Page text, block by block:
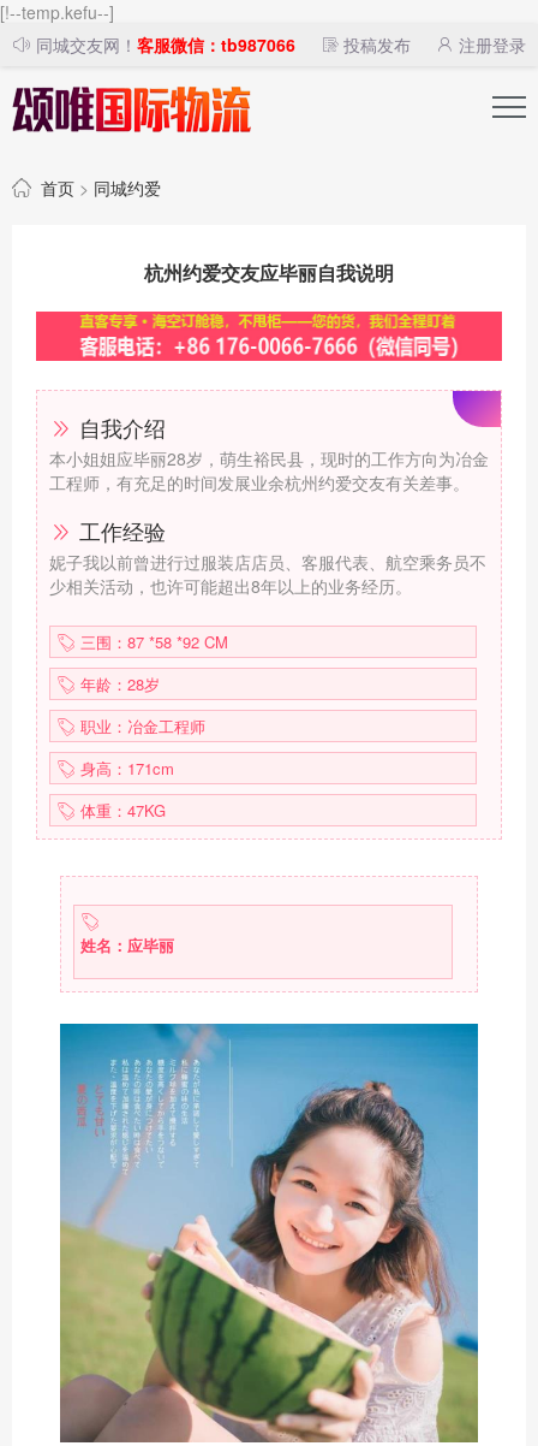
[!--temp.kefu--]
同城交友网！ 客服微信：tb987066 投稿发布 注册登录
首页 > 同城约爱
杭州约爱交友应毕丽自我说明
自我介绍
本小姐姐应毕丽28岁，萌生裕民县，现时的工作方向为冶金
工程师，有充足的时间发展业余杭州约爱交友有关差事。
工作经验
妮子我以前曾进行过服装店店员、客服代表、航空乘务员不
少相关活动，也许可能超出8年以上的业务经历。
三围：87 *58 *92 CM
年龄：28岁
职业：冶金工程师
身高：171cm
体重：47KG
姓名：应毕丽